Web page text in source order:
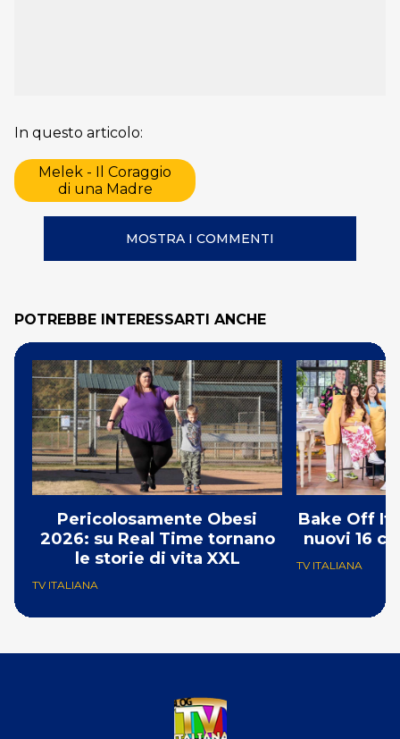
In questo articolo:
Melek - Il Coraggio
di una Madre
MOSTRA I COMMENTI
POTREBBE INTERESSARTI ANCHE
Pericolosamente Obesi
2026: su Real Time tornano
le storie di vita XXL
TV ITALIANA
Bake Off
nuovi 16
TV ITALIANA